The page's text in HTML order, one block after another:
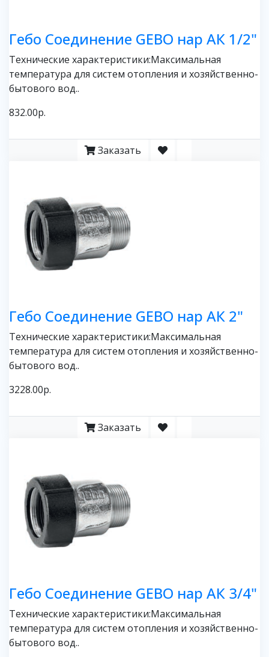
Гебо Соединение GEBO нар АК 1/2"
Технические характеристики:Максимальная
температура для систем отопления и хозяйственно-
бытового вод..
832.00р.
Заказать
Гебо Соединение GEBO нар АК 2"
Технические характеристики:Максимальная
температура для систем отопления и хозяйственно-
бытового вод..
3228.00р.
Заказать
Гебо Соединение GEBO нар АК 3/4"
Технические характеристики:Максимальная
температура для систем отопления и хозяйственно-
бытового вод..